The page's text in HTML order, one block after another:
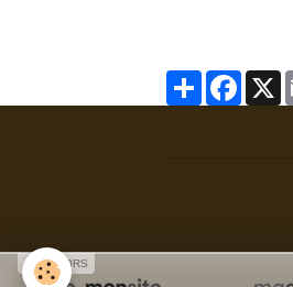
Partager X
SPONSORS